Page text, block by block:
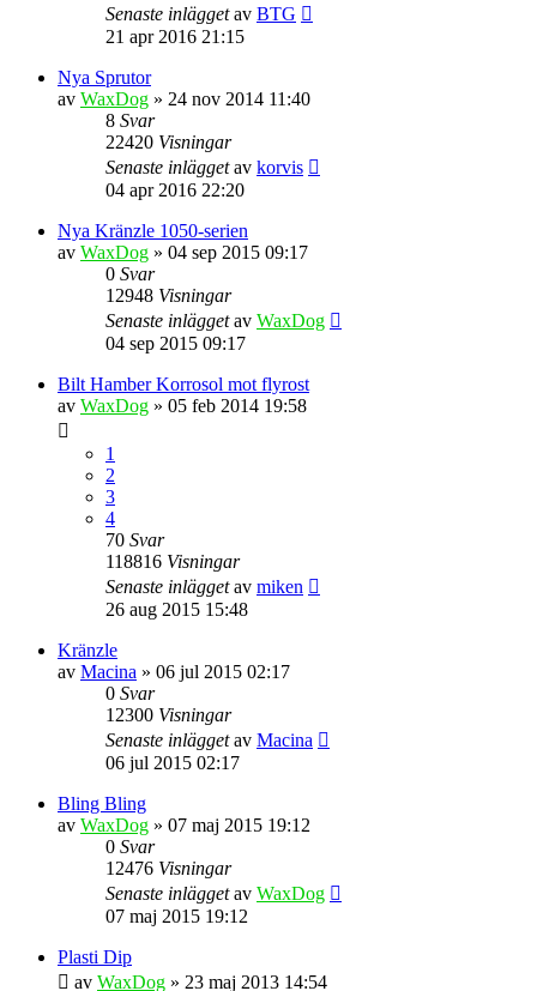
Senaste inläggetav BTG
21 apr 2016 21:15
Nya Sprutor
av WaxDog » 24 nov 2014 11:40
8 Svar
22420 Visningar
Senaste inläggetav korvis
04 apr 2016 22:20
Nya Kränzle 1050-serien
av WaxDog » 04 sep 2015 09:17
0 Svar
12948 Visningar
Senaste inläggetav WaxDog
04 sep 2015 09:17
Bilt Hamber Korrosol mot flyrost
av WaxDog » 05 feb 2014 19:58
1
2
3
4
70 Svar
118816 Visningar
Senaste inläggetav miken
26 aug 2015 15:48
Kränzle
av Macina » 06 jul 2015 02:17
0 Svar
12300 Visningar
Senaste inläggetav Macina
06 jul 2015 02:17
Bling Bling
av WaxDog » 07 maj 2015 19:12
0 Svar
12476 Visningar
Senaste inläggetav WaxDog
07 maj 2015 19:12
Plasti Dip
av WaxDog » 23 maj 2013 14:54